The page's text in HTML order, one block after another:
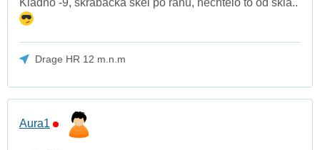
Kladno -9, škrábačka skel po ránu, nechtělo to od skla..
Drage HR 12 m.n.m
Aura1